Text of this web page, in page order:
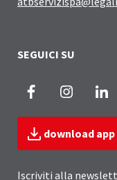
SEGUICI SU
Facebook Instagram
download app
Iscriviti alla